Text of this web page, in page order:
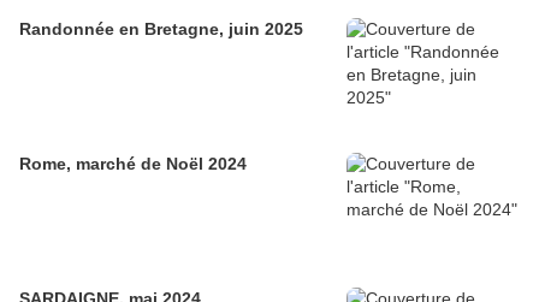
Randonnée en Bretagne, juin 2025
Rome, marché de Noël 2024